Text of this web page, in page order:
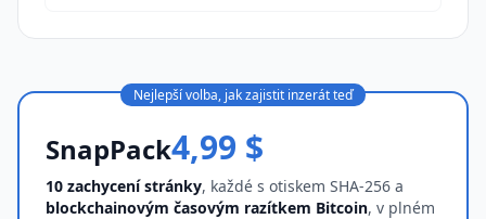
Nejlepší volba, jak zajistit inzerát teď
SnapPack4,99 $
10 zachycení stránky, každé s otiskem SHA-256 a
blockchainovým časovým razítkem Bitcoin, v plném